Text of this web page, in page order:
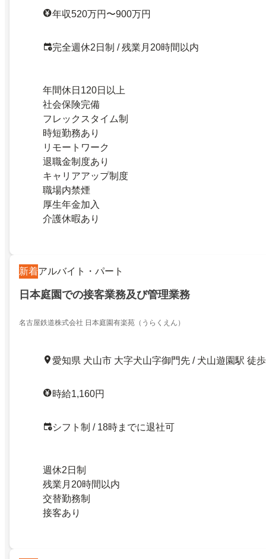
年収520万円〜900万円
完全週休2日制 / 残業月20時間以内
年間休日120日以上
社会保険完備
フレックスタイム制
時短勤務あり
リモートワーク
退職金制度あり
キャリアアップ制度
職場内禁煙
厚生年金加入
介護休暇あり
新着アルバイト・パート
日本庭園での接客業務及び管理業務
名古屋鉄道株式会社 日本庭園有楽苑（うらくえん）
愛知県 犬山市 大字犬山字御門先 / 犬山遊園駅 徒
時給1,160円
シフト制 / 18時までに退社可
週休2日制
残業月20時間以内
交替勤務制
接客あり